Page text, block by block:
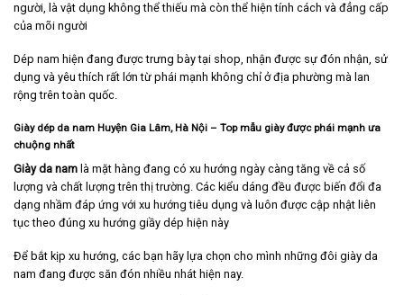
người, là vật dụng không thể thiếu mà còn thể hiện tính cách và đẳng cấp
của mõi người
Dép nam hiện đang được trưng bày tại shop, nhận được sự đón nhận, sử
dụng và yêu thích rất lớn từ phái mạnh không chỉ ở địa phường mà lan
rộng trên toàn quốc.
Giày dép da nam Huyện Gia Lâm, Hà Nội – Top mẫu giày được phái mạnh ưa
chuộng nhất
Giày da nam là mặt hàng đang có xu hướng ngày càng tăng về cả số
lượng và chất lượng trên thị trường. Các kiểu dáng đều được biến đổi đa
dạng nhầm đáp ứng với xu hướng tiêu dụng và luôn được cập nhật liên
tục theo đúng xu hướng giầy dép hiện này
Để bắt kịp xu hướng, các bạn hãy lựa chọn cho mình những đôi giày da
nam đang được săn đón nhiều nhát hiện nay.